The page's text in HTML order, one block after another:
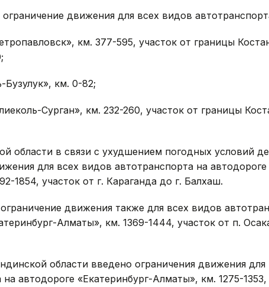
движения для всех видов
км. 377-595, участок от границы
км. 0-82;
Сурган», км. 232-260, участок от границы
области в связи с ухудшением погодных условий
для всех видов автотранспорта на автодороге
1854, участок от г. Караганда до г. Балхаш.
движения также для всех видов
Алматы», км. 1369-1444, участок от п.
области введено ограничения движения
автодороге «Екатеринбург-Алматы», км. 1275-1353,